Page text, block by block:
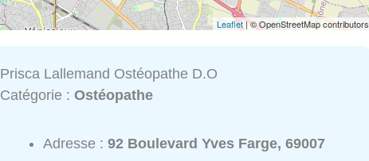
Leaflet| © OpenStreetMap contributors
Prisca Lallemand Ostéopathe D.O
Catégorie :Ostéopathe
Adresse :92 Boulevard Yves Farge, 69007